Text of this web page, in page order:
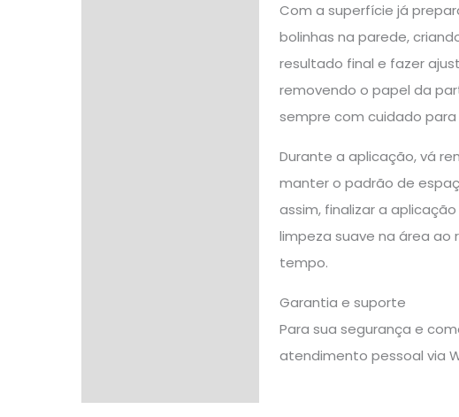
Com a superfície já
bolinhas na parede,
resultado final e fazer
removendo o papel da
sempre com cuidado
Durante a aplicação, vá
manter o padrão de
assim, finalizar a
limpeza suave na área
tempo.
Garantia e suporte
Para sua segurança e
atendimento pessoal via